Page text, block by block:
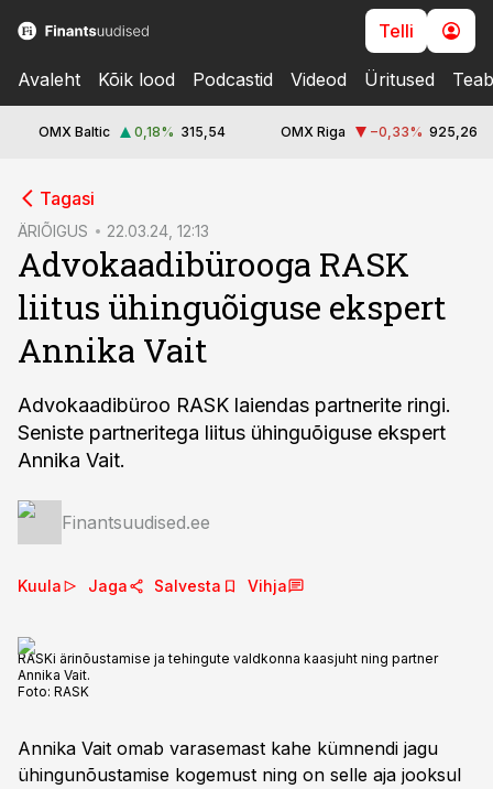
Telli
Avaleht Kõik lood Podcastid Videod Üritused
OMX Baltic 0,18% 315,54 OMX Riga −0,33% 925,26
Tagasi
ÄRIÕIGUS 22.03.24, 12:13
Advokaadibürooga RASK
liitus ühinguõiguse ekspert
Annika Vait
Advokaadibüroo RASK laiendas partnerite ringi.
Seniste partneritega liitus ühinguõiguse ekspert
Annika Vait.
Finantsuudised.ee
Kuula Jaga Salvesta Vihja
RASKi ärinõustamise ja tehingute valdkonna kaasjuht ning partner
Annika Vait.
Foto: RASK
Annika Vait omab varasemast kahe kümnendi jagu
ühingunõustamise kogemust ning on selle aja jooksul